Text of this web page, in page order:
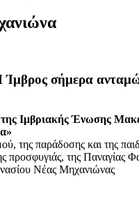
Ίμβρος σήμερα
Ιμβριακής Ένωσης
της παράδοσης και της
προσφυγιάς, της Παναγίας
Νέας Μηχανιώνας